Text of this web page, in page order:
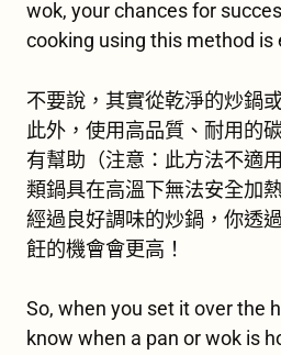
wok, your chances for
cooking using this method is
不要說，其實從乾淨的炒鍋
此外，使用高品質、耐用的
有幫助（注意：此方法不適
類鍋具在高溫下無法安全加
經過良好調味的炒鍋，你透
飪的機會會更高！
So, when you set it over the
know when a pan or wok is